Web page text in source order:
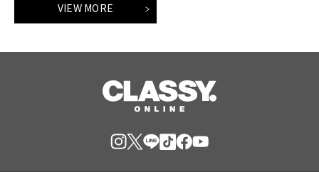
VIEW MORE